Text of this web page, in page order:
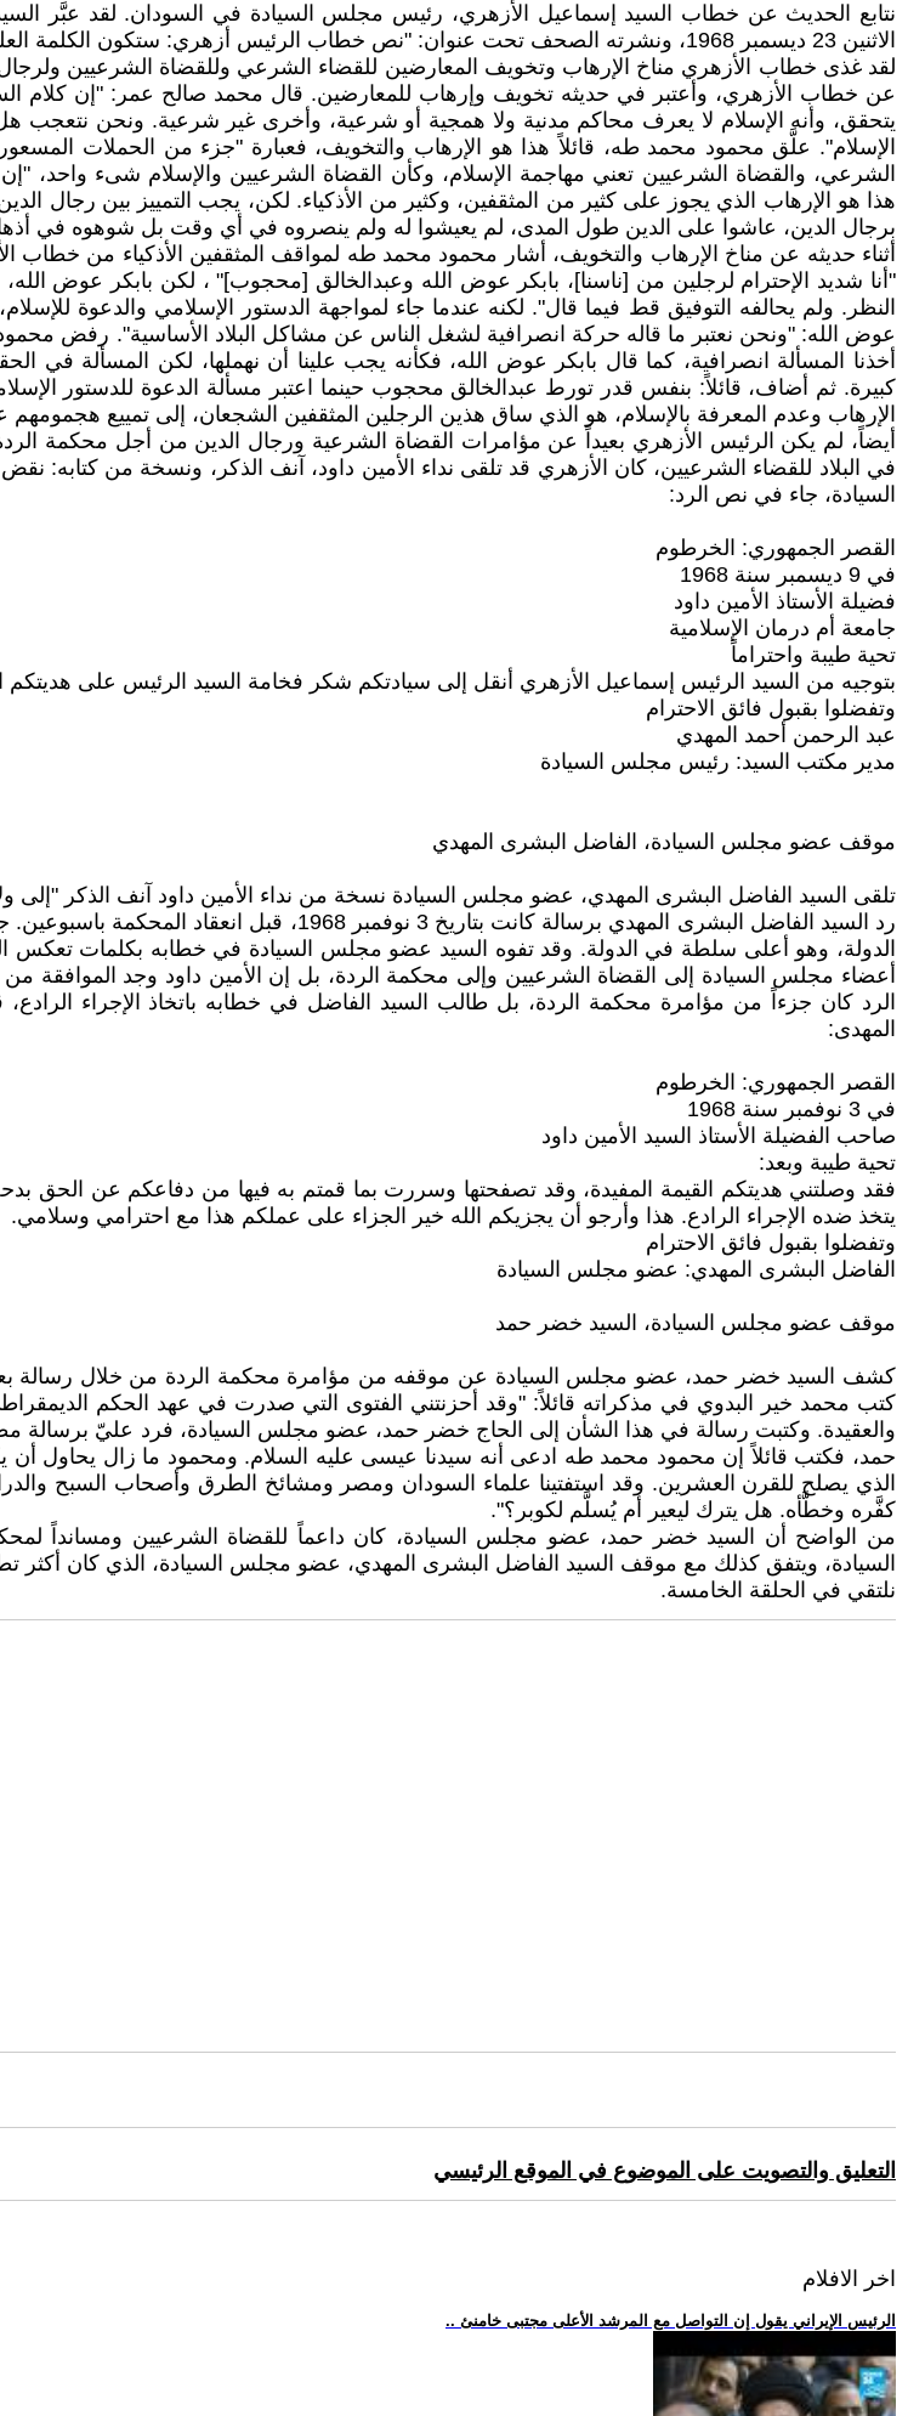
نتابع الحديث عن خطاب السيد إسماعيل الأزهري، رئيس مجلس السيادة في السودان. لقد عبَّر
الاثنين 23 ديسمبر 1968، ونشرته الصحف تحت عنوان: "نص خطاب الرئيس أزهري: ستكون الكلمة العليا للقضاة الشرعيين في هذا البلد".
لقد غذى خطاب الأزهري مناخ الإرهاب وتخويف المعارضين للقضاء الشرعي وللقضاة الشرعيين
عن خطاب الأزهري، وأعتبر في حديثه تخويف وإرهاب للمعارضين. قال محمد صالح عمر: "إن كلام
يتحقق، وأنه الإسلام لا يعرف محاكم مدنية ولا همجية أو شرعية، وأخرى غير شرعية. ونحن
الإسلام". علَّق محمود محمد طه، قائلاً هذا هو الإرهاب والتخويف، فعبارة "جزء من الحملات
الشرعي، والقضاة الشرعيين تعني مهاجمة الإسلام، وكأن القضاة الشرعيين والإسلام شىء
هذا هو الإرهاب الذي يجوز على كثير من المثقفين، وكثير من الأذكياء. لكن، يجب التمييز بين رجال
برجال الدين، عاشوا على الدين طول المدى، لم يعيشوا له ولم ينصروه في أي وقت بل شوهوه في
أثناء حديثه عن مناخ الإرهاب والتخويف، أشار محمود محمد طه لمواقف المثقفين الأذكياء من خطاب
"أنا شديد الإحترام لرجلين من [ناسنا]، بابكر عوض الله وعبدالخالق [محجوب]" ، لكن بابكر عوض
النظر. ولم يحالفه التوفيق قط فيما قال". لكنه عندما جاء لمواجهة الدستور الإسلامي والدعوة
عوض الله: "ونحن نعتبر ما قاله حركة انصرافية لشغل الناس عن مشاكل البلاد الأساسية". رفض
أخذنا المسألة انصرافية، كما قال بابكر عوض الله، فكأنه يجب علينا أن نهملها، لكن المسألة في
كبيرة. ثم أضاف، قائلاً: بنفس قدر تورط عبدالخالق محجوب حينما اعتبر مسألة الدعوة للدستور
الإرهاب وعدم المعرفة بالإسلام، هو الذي ساق هذين الرجلين المثقفين الشجعان، إلى تمييع
أيضاً، لم يكن الرئيس الأزهري بعيداً عن مؤامرات القضاة الشرعية ورجال الدين من أجل محكمة
في البلاد للقضاء الشرعيين، كان الأزهري قد تلقى نداء الأمين داود، آنف الذكر، ونسخة من
السيادة، جاء في نص الرد:
القصر الجمهوري: الخرطوم
في 9 ديسمبر سنة 1968
فضيلة الأستاذ الأمين داود
جامعة أم درمان الإسلامية
تحية طيبة واحتراماً
بتوجيه من السيد الرئيس إسماعيل الأزهري أنقل إلى سيادتكم شكر فخامة السيد الرئيس على
وتفضلوا بقبول فائق الاحترام
عبد الرحمن أحمد المهدي
مدير مكتب السيد: رئيس مجلس السيادة
موقف عضو مجلس السيادة، الفاضل البشرى المهدي
تلقى السيد الفاضل البشرى المهدي، عضو مجلس السيادة نسخة من نداء الأمين داود آنف الذكر
رد السيد الفاضل البشرى المهدي برسالة كانت
الدولة، وهو أعلى سلطة في الدولة. وقد تفوه السيد عضو مجلس السيادة في خطابه بكلمات
أعضاء مجلس السيادة إلى القضاة الشرعيين وإلى محكمة الردة، بل إن الأمين داود وجد الموافقة
الرد كان جزءاً من مؤامرة محكمة الردة، بل طالب السيد الفاضل في خطابه باتخاذ الإجراء
المهدى:
القصر الجمهوري: الخرطوم
في 3 نوفمبر سنة 1968
صاحب الفضيلة الأستاذ السيد الأمين داود
تحية طيبة وبعد:
فقد وصلتني هديتكم القيمة المفيدة، وقد تصفحتها وسررت بما قمتم به فيها من دفاعكم عن الحق
يتخذ ضده الإجراء الرادع. هذا وأرجو أن يجزيكم الله خير الجزاء على عملكم هذا مع احترامي وسلامي.
وتفضلوا بقبول فائق الاحترام
الفاضل البشرى المهدي: عضو مجلس السيادة
موقف عضو مجلس السيادة، السيد خضر حمد
كتب محمد خير البدوي في مذكراته قائلاً: "وقد أحزنتني الفتوى التي صدرت في عهد الحكم
حمد، فكتب قائلاً إن محمود محمد طه ادعى أنه سيدنا عيسى عليه السلام. ومحمود ما زال يحاول أن
الذي يصلح للقرن العشرين. وقد استفتينا علماء السودان ومصر ومشائخ الطرق وأصحاب السبح
كفَّره وخطَّأه. هل يترك ليعير أم يُسلَّم لكوبر؟".
من الواضح أن السيد خضر حمد، عضو مجلس السيادة، كان داعماً للقضاة الشرعيين ومسانداً
السيادة، ويتفق كذلك مع موقف السيد الفاضل البشرى المهدي، عضو مجلس السيادة، الذي كان أكثر
نلتقي في الحلقة الخامسة.
التعليق والتصويت على الموضوع في الموقع الرئيسي
اخر الافلام
.. الرئيس الإيراني يقول إن التواصل مع المرشد الأعلى مجتبى خامنئ